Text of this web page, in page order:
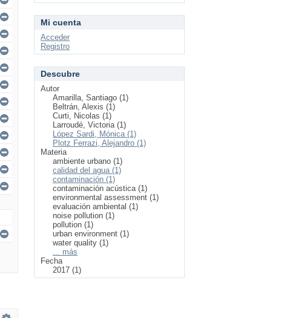
Mi cuenta
Acceder
Registro
Descubre
Autor
Amarilla, Santiago (1)
Beltrán, Alexis (1)
Curti, Nicolas (1)
Larroudé, Victoria (1)
López Sardi, Mónica (1)
Plotz Ferrazi, Alejandro (1)
Materia
ambiente urbano (1)
calidad del agua (1)
contaminación (1)
contaminación acústica (1)
environmental assessment (1)
evaluación ambiental (1)
noise pollution (1)
pollution (1)
urban environment (1)
water quality (1)
... más
Fecha
2017 (1)